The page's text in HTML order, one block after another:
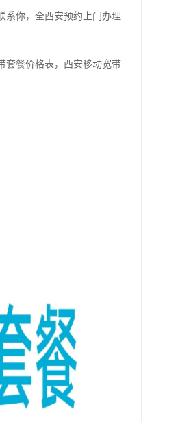
系你，全西安预约上门办理
套餐价格表，西安移动宽带